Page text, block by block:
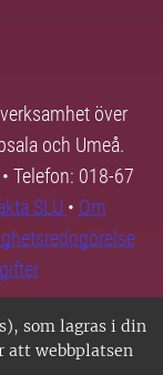
som lagras i din
att webbplatsen
över
och Umeå.
Telefon: 018-67
SLU • Om